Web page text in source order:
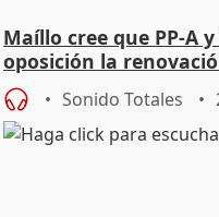
Maíllo cree que PP-A
oposición la
Defensor
Sonido Totales